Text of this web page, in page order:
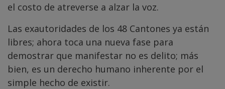
el costo de atreverse a alzar la voz.
Las exautoridades de los 48 Cantones ya están
libres; ahora toca una nueva fase para
demostrar que manifestar no es delito; más
bien, es un derecho humano inherente por el
simple hecho de existir.